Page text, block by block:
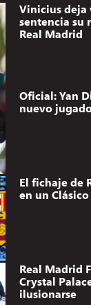
Vinicius deja
sentencia su
Real Madrid
Oficial: Yan
nuevo
El fichaje de
en un Clásico
Real Madrid
Crystal
ilusionarse